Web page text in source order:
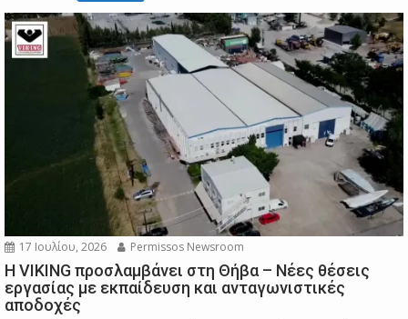
17 Ιουλίου, 2026 Permissos Newsroom
Η VIKING προσλαμβάνει στη Θήβα – Νέες θέσεις
εργασίας με εκπαίδευση και ανταγωνιστικές
αποδοχές